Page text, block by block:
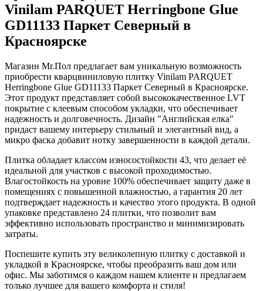
Vinilam PARQUET Herringbone Glue
GD11133 Паркет Северный в
Красноярске
Магазин Mr.Пол предлагает вам уникальную возможность
приобрести кварцвиниловую плитку Vinilam PARQUET
Herringbone Glue GD11133 Паркет Северный в Красноярске.
Этот продукт представляет собой высококачественное LVT
покрытие с клеевым способом укладки, что обеспечивает
надежность и долговечность. Дизайн "Английская елка"
придаст вашему интерьеру стильный и элегантный вид, а
микро фаска добавит нотку завершенности в каждой детали.
Плитка обладает классом износостойкости 43, что делает её
идеальной для участков с высокой проходимостью.
Влагостойкость на уровне 100% обеспечивает защиту даже в
помещениях с повышенной влажностью, а гарантия 20 лет
подтверждает надежность и качество этого продукта. В одной
упаковке представлено 24 плитки, что позволит вам
эффективно использовать пространство и минимизировать
затраты.
Поспешите купить эту великолепную плитку с доставкой и
укладкой в Красноярске, чтобы преобразить ваш дом или
офис. Мы заботимся о каждом нашем клиенте и предлагаем
только лучшее для вашего комфорта и стиля!